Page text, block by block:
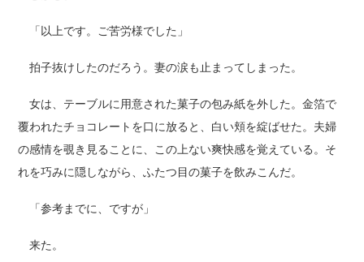
「以上です。ご苦労様でした」
拍子抜けしたのだろう。妻の涙も止まってしまった。
女は、テーブルに用意された菓子の包み紙を外した。金箔で
覆われたチョコレートを口に放ると、白い頬を綻ばせた。夫婦
の感情を覗き見ることに、この上ない爽快感を覚えている。そ
れを巧みに隠しながら、ふたつ目の菓子を飲みこんだ。
「参考までに、ですが」
来た。